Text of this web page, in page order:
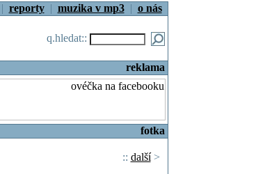
reporty| muzika v mp3| o nás
q.hledat::
reklama
fotka
:: další>